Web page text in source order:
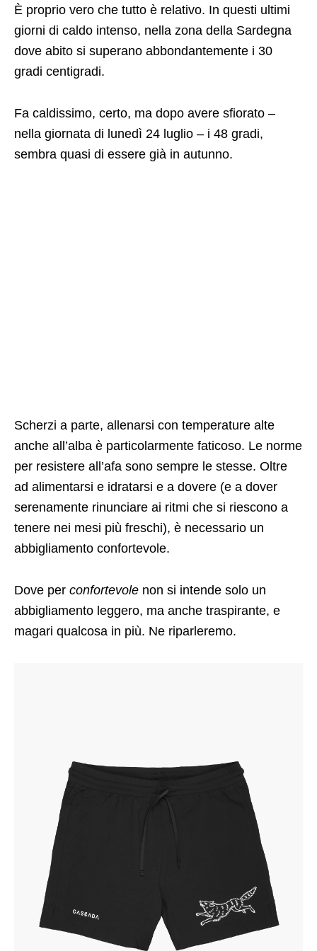
È proprio vero che tutto è relativo. In questi ultimi
giorni di caldo intenso, nella zona della Sardegna
dove abito si superano abbondantemente i 30
gradi centigradi.
Fa caldissimo, certo, ma dopo avere sfiorato –
nella giornata di lunedì 24 luglio – i 48 gradi,
sembra quasi di essere già in autunno.
Scherzi a parte, allenarsi con temperature alte
anche all’alba è particolarmente faticoso. Le norme
per resistere all’afa sono sempre le stesse. Oltre
ad alimentarsi e idratarsi e a dovere (e a dover
serenamente rinunciare ai ritmi che si riescono a
tenere nei mesi più freschi), è necessario un
abbigliamento confortevole.
Dove per confortevole non si intende solo un
abbigliamento leggero, ma anche traspirante, e
magari qualcosa in più. Ne riparleremo.